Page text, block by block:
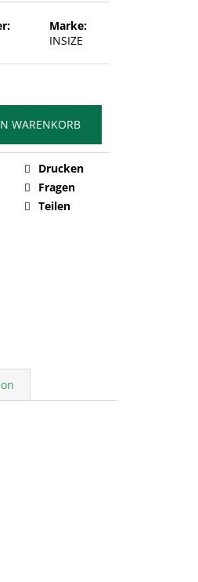
Marke:
INSIZE
WARENKORB
Drucken
Fragen
Teilen